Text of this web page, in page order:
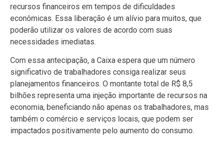
recursos financeiros em tempos de dificuldades
econômicas. Essa liberação é um alívio para muitos, que
poderão utilizar os valores de acordo com suas
necessidades imediatas.
Com essa antecipação, a Caixa espera que um número
significativo de trabalhadores consiga realizar seus
planejamentos financeiros. O montante total de R$ 8,5
bilhões representa uma injeção importante de recursos na
economia, beneficiando não apenas os trabalhadores, mas
também o comércio e serviços locais, que podem ser
impactados positivamente pelo aumento do consumo.